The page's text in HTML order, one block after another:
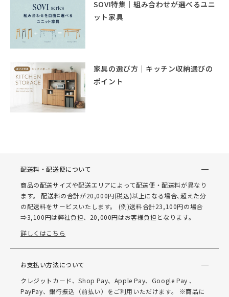
SOVI特集｜組み合わせが選べるユニ
ット家具
家具の選び方｜キッチン収納選びの
ポイント
配送料・配送便について
商品の配送サイズや配送エリアによって配送便・配送料が異なり
ます。 配送料の合計が20,000円(税込)以上になる場合､超えた分
の配送料をサービスいたします。 (例)送料合計23,100円の場合
⇒3,100円は弊社負担、20,000円はお客様負担となります。
詳しくはこちら
お支払い方法について
クレジットカード、Shop Pay、Apple Pay、Google Pay 、
PayPay、銀行振込（前払い）をご利用いただけます。 ※商品に